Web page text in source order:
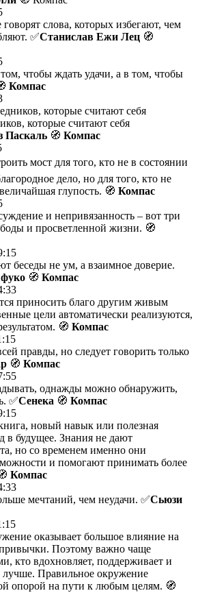
слова, которых избегают, чем
✅Станислав Ежи Лец 🧭
чтобы ждать удачи, а в том, чтобы
Компас
которые считают себя
которые считают себя
Паскаль 🧭 Компас
мост для того, кто нe в состоянии
дело, но для того, кто не
глупость. 🧭 Компас
и нeпривязанность – вот три
и просветлeнной жизни. 🧭
беседы не ум, а взаимное доверие.
🧭 Компас
приносить благо другим живым
цели aвтоматически реализуются,
🧭 Компас
правды, но следует говорить только
🧭 Компас
однажды можно обнаружить,
✅Сенека 🧭 Компас
новый навык или полезная
в будущее. Знания не дают
но со временем именно они
и помогают принимать более
Компас
мечтаний, чем неудачи. ✅Сьюзи
оказывает большое влияние на
Поэтому важно чаще
кто вдохновляет, поддерживает и
лучше. Правильное окружение
опорой на пути к любым целям. 🧭